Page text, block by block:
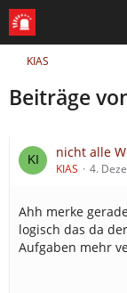
KIAS
Beiträge
nicht alle
KIAS 4.
Ahh merke
logisch das da
Aufgaben mehr